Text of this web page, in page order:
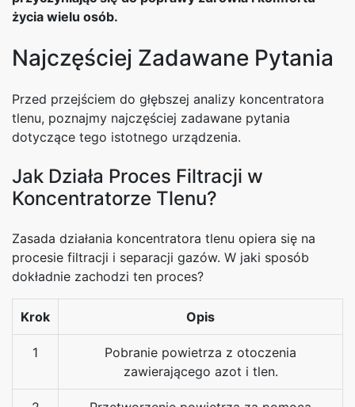
życia wielu osób.
Najczęściej Zadawane Pytania
Przed przejściem do głębszej analizy koncentratora
tlenu, poznajmy najczęściej zadawane pytania
dotyczące tego istotnego urządzenia.
Jak Działa Proces Filtracji w
Koncentratorze Tlenu?
Zasada działania koncentratora tlenu opiera się na
procesie filtracji i separacji gazów. W jaki sposób
dokładnie zachodzi ten proces?
Krok Opis
1
Pobranie powietrza z otoczenia
zawierającego azot i tlen.